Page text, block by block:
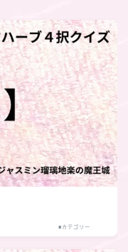
■カテゴリー